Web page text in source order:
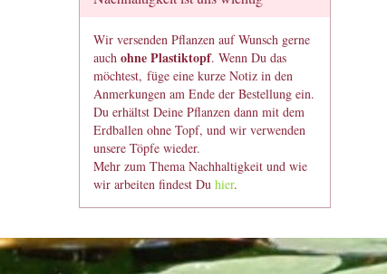
Wir versenden Pflanzen auf Wunsch gerne
auch ohne Plastiktopf. Wenn Du das
möchtest, füge eine kurze Notiz in den
Anmerkungen am Ende der Bestellung ein.
Du erhältst Deine Pflanzen dann mit dem
Erdballen ohne Topf, und wir verwenden
unsere Töpfe wieder.
Mehr zum Thema Nachhaltigkeit und wie
wir arbeiten findest Du hier.